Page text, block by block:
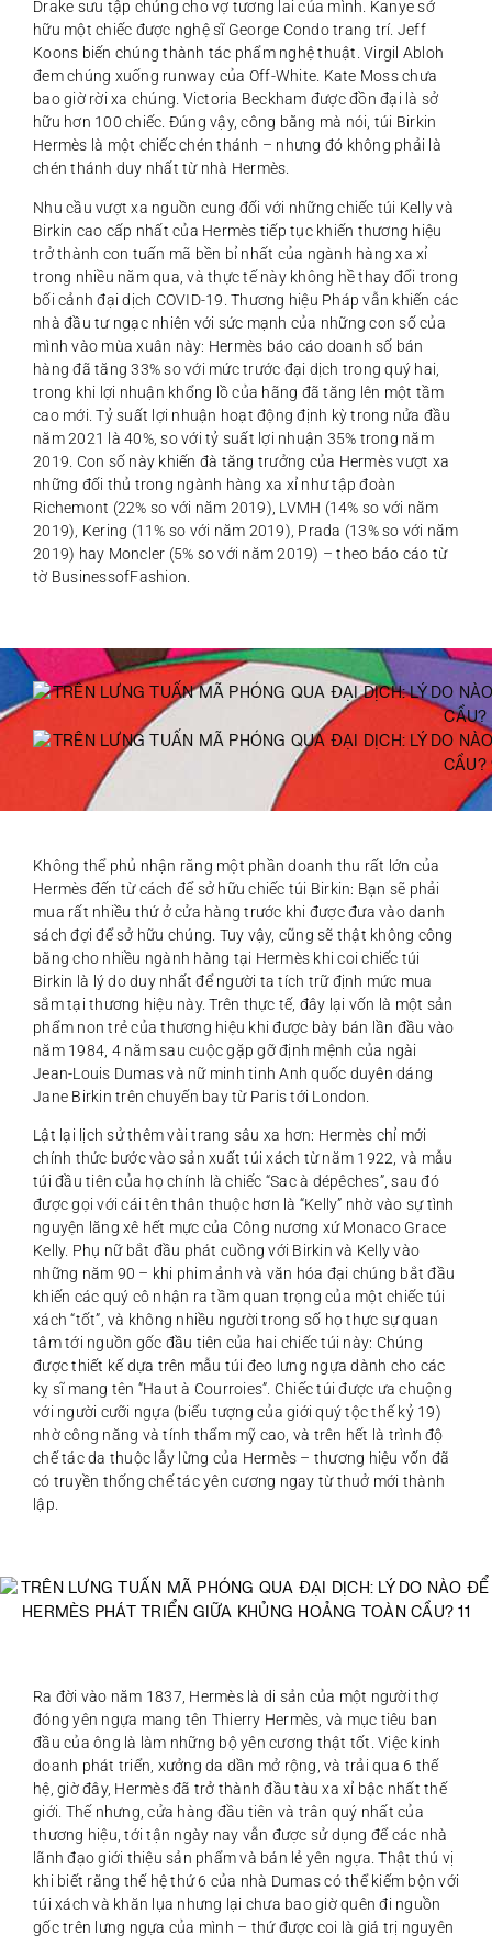
Drake sưu tập chúng cho vợ tương lai của mình. Kanye sở
hữu một chiếc được nghệ sĩ George Condo trang trí. Jeff
Koons biến chúng thành tác phẩm nghệ thuật. Virgil Abloh
đem chúng xuống runway của Off-White. Kate Moss chưa
bao giờ rời xa chúng. Victoria Beckham được đồn đại là sở
hữu hơn 100 chiếc. Đúng vậy, công bằng mà nói, túi Birkin
Hermès là một chiếc chén thánh – nhưng đó không phải là
chén thánh duy nhất từ nhà Hermès.
Nhu cầu vượt xa nguồn cung đối với những chiếc túi Kelly và
Birkin cao cấp nhất của Hermès tiếp tục khiến thương hiệu
trở thành con tuấn mã bền bỉ nhất của ngành hàng xa xỉ
trong nhiều năm qua, và thực tế này không hề thay đổi trong
bối cảnh đại dịch COVID-19. Thương hiệu Pháp vẫn khiến các
nhà đầu tư ngạc nhiên với sức mạnh của những con số của
mình vào mùa xuân này: Hermès báo cáo doanh số bán
hàng đã tăng 33% so với mức trước đại dịch trong quý hai,
trong khi lợi nhuận khổng lồ của hãng đã tăng lên một tầm
cao mới. Tỷ suất lợi nhuận hoạt động định kỳ trong nửa đầu
năm 2021 là 40%, so với tỷ suất lợi nhuận 35% trong năm
2019. Con số này khiến đà tăng trưởng của Hermès vượt xa
những đối thủ trong ngành hàng xa xỉ như tập đoàn
Richemont (22% so với năm 2019), LVMH (14% so với năm
2019), Kering (11% so với năm 2019), Prada (13% so với năm
2019) hay Moncler (5% so với năm 2019) – theo báo cáo từ
tờ BusinessofFashion.
Không thể phủ nhận rằng một phần doanh thu rất lớn của
Hermès đến từ cách để sở hữu chiếc túi Birkin: Bạn sẽ phải
mua rất nhiều thứ ở cửa hàng trước khi được đưa vào danh
sách đợi để sở hữu chúng. Tuy vậy, cũng sẽ thật không công
bằng cho nhiều ngành hàng tại Hermès khi coi chiếc túi
Birkin là lý do duy nhất để người ta tích trữ định mức mua
sắm tại thương hiệu này. Trên thực tế, đây lại vốn là một sản
phẩm non trẻ của thương hiệu khi được bày bán lần đầu vào
năm 1984, 4 năm sau cuộc gặp gỡ định mệnh của ngài
Jean-Louis Dumas và nữ minh tinh Anh quốc duyên dáng
Jane Birkin trên chuyến bay từ Paris tới London.
Lật lại lịch sử thêm vài trang sâu xa hơn: Hermès chỉ mới
chính thức bước vào sản xuất túi xách từ năm 1922, và mẫu
túi đầu tiên của họ chính là chiếc “Sac à dépêches”, sau đó
được gọi với cái tên thân thuộc hơn là “Kelly” nhờ vào sự tình
nguyện lăng xê hết mực của Công nương xứ Monaco Grace
Kelly. Phụ nữ bắt đầu phát cuồng với Birkin và Kelly vào
những năm 90 – khi phim ảnh và văn hóa đại chúng bắt đầu
khiến các quý cô nhận ra tầm quan trọng của một chiếc túi
xách “tốt”, và không nhiều người trong số họ thực sự quan
tâm tới nguồn gốc đầu tiên của hai chiếc túi này: Chúng
được thiết kế dựa trên mẫu túi đeo lưng ngựa dành cho các
kỵ sĩ mang tên “Haut à Courroies”. Chiếc túi được ưa chuộng
với người cưỡi ngựa (biểu tượng của giới quý tộc thế kỷ 19)
nhờ công năng và tính thẩm mỹ cao, và trên hết là trình độ
chế tác da thuộc lẫy lừng của Hermès – thương hiệu vốn đã
có truyền thống chế tác yên cương ngay từ thuở mới thành
lập.
Ra đời vào năm 1837, Hermès là di sản của một người thợ
đóng yên ngựa mang tên Thierry Hermès, và mục tiêu ban
đầu của ông là làm những bộ yên cương thật tốt. Việc kinh
doanh phát triển, xưởng da dần mở rộng, và trải qua 6 thế
hệ, giờ đây, Hermès đã trở thành đầu tàu xa xỉ bậc nhất thế
giới. Thế nhưng, cửa hàng đầu tiên và trân quý nhất của
thương hiệu, tới tận ngày nay vẫn được sử dụng để các nhà
lãnh đạo giới thiệu sản phẩm và bán lẻ yên ngựa. Thật thú vị
khi biết rằng thế hệ thứ 6 của nhà Dumas có thể kiếm bộn với
túi xách và khăn lụa nhưng lại chưa bao giờ quên đi nguồn
gốc trên lưng ngựa của mình – thứ được coi là giá trị nguyên